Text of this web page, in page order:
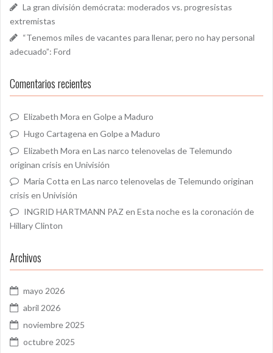
La gran división demócrata: moderados vs. progresistas
extremistas
“Tenemos miles de vacantes para llenar, pero no hay personal
adecuado”: Ford
Comentarios recientes
Elizabeth Mora en Golpe a Maduro
Hugo Cartagena en Golpe a Maduro
Elizabeth Mora en Las narco telenovelas de Telemundo
originan crisis en Univisión
Maria Cotta en Las narco telenovelas de Telemundo originan
crisis en Univisión
INGRID HARTMANN PAZ en Esta noche es la coronación de
Hillary Clinton
Archivos
mayo 2026
abril 2026
noviembre 2025
octubre 2025